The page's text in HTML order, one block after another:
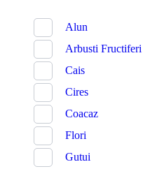
Alun
Arbusti Fructiferi
Cais
Cires
Coacaz
Flori
Gutui